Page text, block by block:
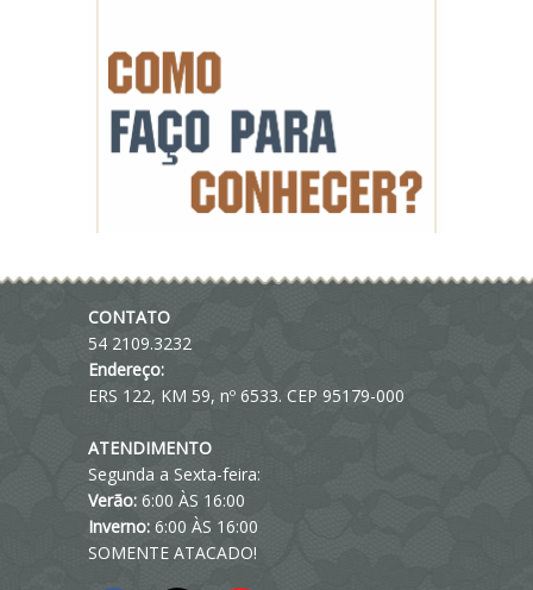
CONTATO
54 2109.3232
Endereço:
ERS 122, KM 59, nº 6533. CEP 95179-000
ATENDIMENTO
Segunda a Sexta-feira:
Verão: 6:00 ÀS 16:00
Inverno: 6:00 ÀS 16:00
SOMENTE ATACADO!